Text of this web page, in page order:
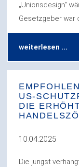
„Unionsdesign“
Gesetzgeber war
weiterlesen ...
US-
DIE
10.04.2025
Die jüngst